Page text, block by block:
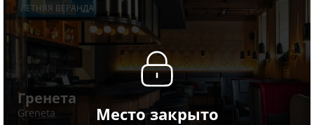
Место закрыто
ЛЕТНЯЯ ВЕРАНДА
Гренета
Greneta